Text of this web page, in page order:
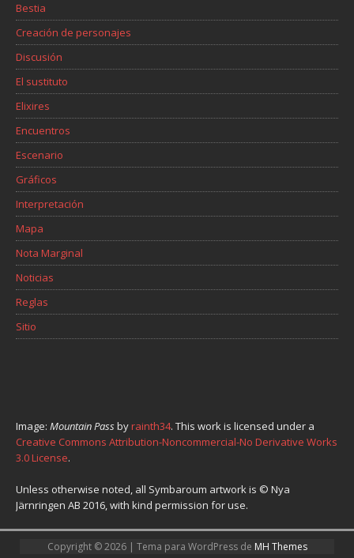
Bestia
Creación de personajes
Discusión
El sustituto
Elixires
Encuentros
Escenario
Gráficos
Interpretación
Mapa
Nota Marginal
Noticias
Reglas
Sitio
Image: Mountain Passbyrainth34. This work is licensed under a
Creative Commons Attribution-Noncommercial-No Derivative Works
3.0 License.
Unless otherwise noted, all Symbaroum artwork is © Nya
Järnringen AB 2016, with kind permission for use.
Copyright © 2026 | Tema para WordPress de MH Themes